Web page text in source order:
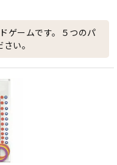
ゲームです。５つのパ
い。